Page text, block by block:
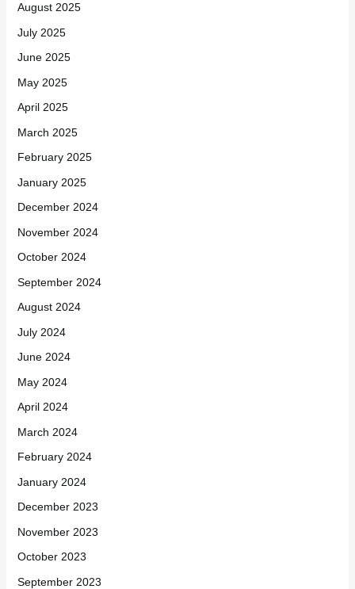
August 2025
July 2025
June 2025
May 2025
April 2025
March 2025
February 2025
January 2025
December 2024
November 2024
October 2024
September 2024
August 2024
July 2024
June 2024
May 2024
April 2024
March 2024
February 2024
January 2024
December 2023
November 2023
October 2023
September 2023